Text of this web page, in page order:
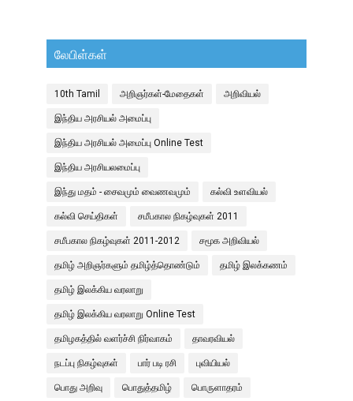
லேபிள்கள்
10th Tamil அறிஞர்கள்-மேதைகள் அறிவியல்
இந்திய அரசியல் அமைப்பு
இந்திய அரசியல் அமைப்பு Online Test
இந்திய அரசியலமைப்பு
இந்து மதம் - சைவமும் வைணவமும் கல்வி உளவியல்
கல்வி செய்திகள் சமீபகால நிகழ்வுகள் 2011
சமீபகால நிகழ்வுகள் 2011-2012 சமூக அறிவியல்
தமிழ் அறிஞர்களும் தமிழ்த்தொண்டும் தமிழ் இலக்கணம்
தமிழ் இலக்கிய வரலாறு
தமிழ் இலக்கிய வரலாறு Online Test
தமிழகத்தில் வளர்ச்சி நிர்வாகம் தாவரவியல்
நடப்பு நிகழ்வுகள் பார் படி ரசி புவியியல்
பொது அறிவு பொதுத்தமிழ் பொருளாதரம்